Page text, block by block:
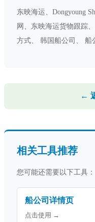
东映海运、Dongyoung
网、东映海运货物跟踪
方式、 韩国船公司、 船
←
相关工具推荐
您可能还需要以下工具：
船公司详情页
点击使用 →